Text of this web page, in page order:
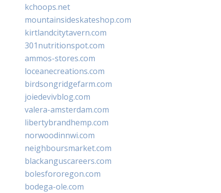
kchoops.net
mountainsideskateshop.com
kirtlandcitytavern.com
301nutritionspot.com
ammos-stores.com
loceanecreations.com
birdsongridgefarm.com
joiedevivblog.com
valera-amsterdam.com
libertybrandhemp.com
norwoodinnwi.com
neighboursmarket.com
blackanguscareers.com
bolesfororegon.com
bodega-ole.com